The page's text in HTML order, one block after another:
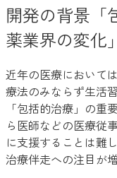
開発の背景「
薬業界の変化」
近年の医療において
療法のみならず生活
「包括的治療」の
ら医師などの医療従
に支援することは難
治療伴走への注目が